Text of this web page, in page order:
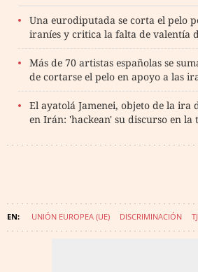
Una eurodiputada se corta el pelo
iraníes y critica la falta de valentía
Más de 70 artistas españolas se
de cortarse el pelo en apoyo a las
El ayatolá Jamenei, objeto de la ira
en Irán: 'hackean' su discurso en la
UNIÓN EUROPEA (UE) DISCRIMINACIÓN